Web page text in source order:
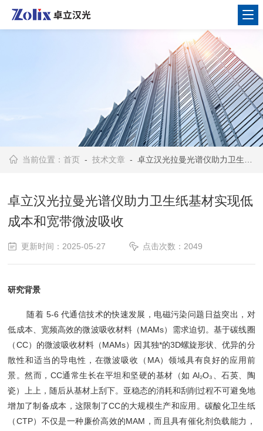
当前位置：首页 -技术文章 - 卓立汉光拉曼光谱仪助力卫生纸基材实现低成本和宽带微波吸收
卓立汉光拉曼光谱仪助力卫生纸基材实现低
成本和宽带微波吸收
更新时间：2025-05-27 点击次数：2049
研究背景
随着 5-6 代通信技术的快速发展，电磁污染问题日益突出，对
低成本、宽频高效的微波吸收材料（MAMs）需求迫切。基于碳线圈
（CC）的微波吸收材料（MAMs）因其独*的3D螺旋形状、优异的分
散性和适当的导电性，在微波吸收（MA）领域具有良好的应用前
景。然而，CC通常生长在平坦和坚硬的基材（如 Al₂O₃、石英、陶
瓷）上上，随后从基材上刮下。亚稳态的消耗和刮削过程不可避免地
增加了制备成本，这限制了CC的大规模生产和应用。碳酸化卫生纸
（CTP）不仅是一种廉价高效的MAM，而且具有催化剂负载能力，